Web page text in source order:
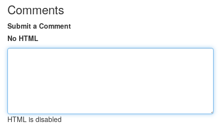
Comments
Submit a Comment
No HTML
HTML is disabled